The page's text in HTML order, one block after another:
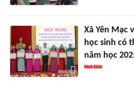
Xã Yên Mạc
học sinh có
năm học